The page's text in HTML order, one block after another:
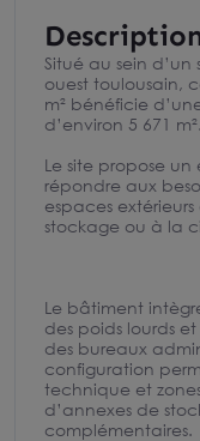
Situé au sein
ouest toulousain,
m² bénéficie
d’environ 5 671 m².
Le site propose
répondre aux
espaces
stockage ou à la
Le bâtiment
des poids lourds
des bureaux
configuration
technique et
d’annexes de
complémentaires.